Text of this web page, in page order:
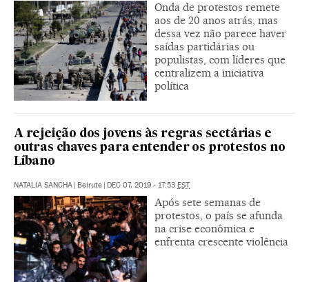
Onda de protestos remete
aos de 20 anos atrás, mas
dessa vez não parece haver
saídas partidárias ou
populistas, com líderes que
centralizem a iniciativa
política
A rejeição dos jovens às regras sectárias e
outras chaves para entender os protestos no
Líbano
NATALIA SANCHA Beirute DEC 07, 2019 - 17:53 EST
Após sete semanas de
protestos, o país se afunda
na crise econômica e
enfrenta crescente violência